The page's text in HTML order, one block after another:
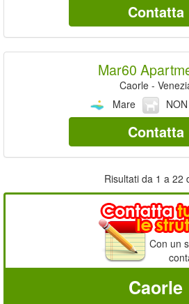
Contatta
Mar60
Caorle -
Mare
Contatta
Risultati da 1 a 22
Con un
Caorle